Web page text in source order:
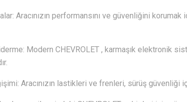
Aracınızın performansını ve güvenliğini
Modern CHEVROLET , karmaşık elektronik
Aracınızın lastikleri ve frenleri, sürüş güvenliği